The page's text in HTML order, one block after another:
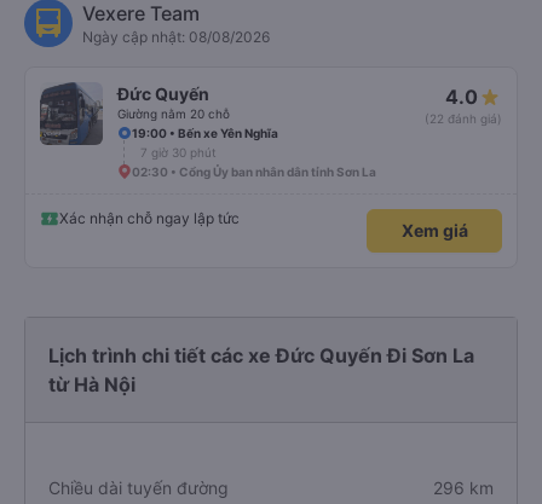
Vexere Team
Ngày cập nhật: 08/08/2026
Đức Quyến
Giường nằm 20 chỗ
4.0
(22 đánh giá)
19:00 • Bến xe Yên Nghĩa
7 giờ 30 phút
02:30 • Cổng Ủy ban nhân dân tỉnh Sơn La
Xác nhận chỗ ngay lập tức
Xem giá
Lịch trình chi tiết các xe Đức Quyến Đi Sơn La
từ Hà Nội
Chiều dài tuyến đường 296 km